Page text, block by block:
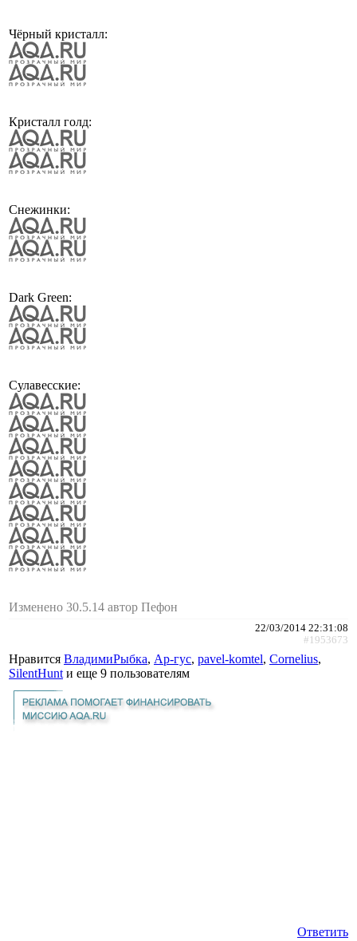
Чёрный кристалл:
Кристалл голд:
Снежинки:
Dark Green:
Сулавесские:
Изменено 30.5.14 автор Пефон
22/03/2014 22:31:08
#1953673
Нравится ВладимиРыбка, Ар-гус, pavel-komtel, Cornelius,
SilentHunt и еще 9 пользователям
Ответить